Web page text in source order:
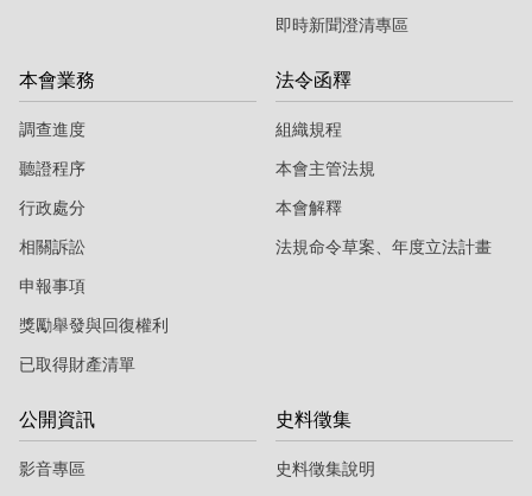
即時新聞澄清專區
本會業務
調查進度
聽證程序
行政處分
相關訴訟
申報事項
獎勵舉發與回復權利
已取得財產清單
法令函釋
組織規程
本會主管法規
本會解釋
法規命令草案、年度立法計畫
公開資訊
影音專區
史料徵集
史料徵集說明